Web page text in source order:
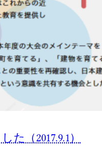
た（2017.9.1）